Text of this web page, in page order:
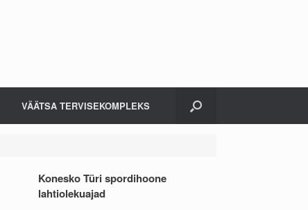
VÄÄTSA TERVISEKOMPLEKS
Konesko Türi spordihoone
lahtiolekuajad